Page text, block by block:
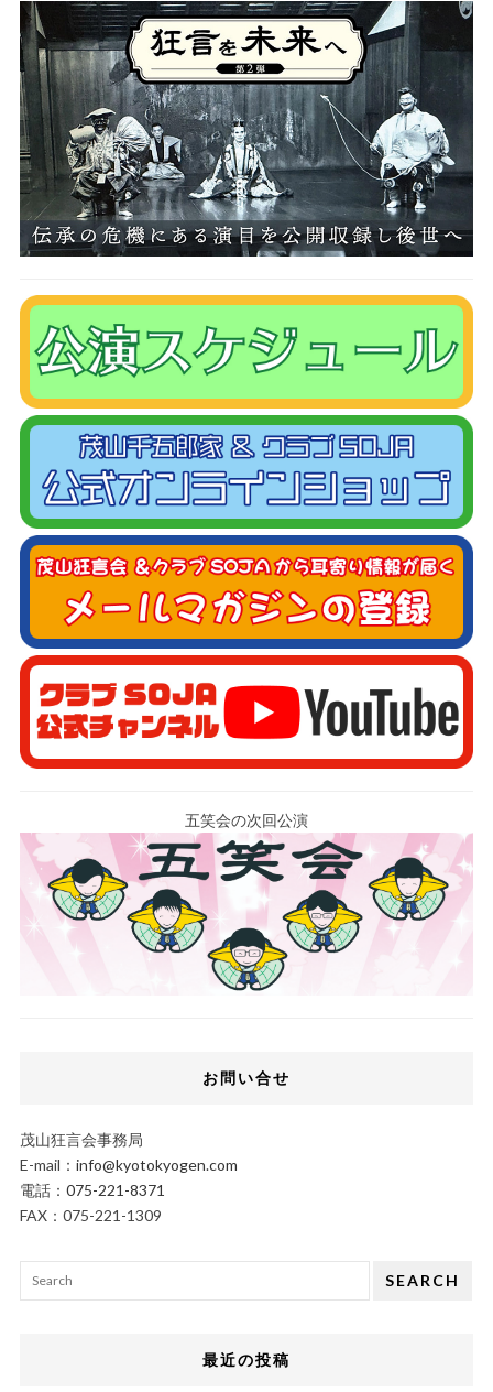
五笑会の次回公演
お問い合せ
茂山狂言会事務局
E-mail： info@kyotokyogen.com
電話： 075-221-8371
FAX：075-221-1309
SEARCH
最近の投稿